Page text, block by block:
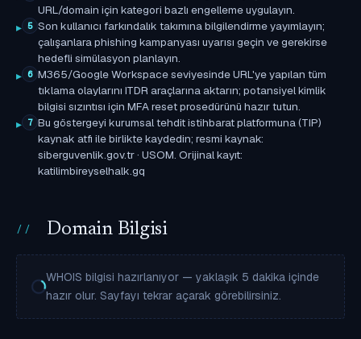
URL/domain için kategori bazlı engelleme uygulayın.
5 Son kullanıcı farkındalık takımına bilgilendirme yayımlayın;
çalışanlara phishing kampanyası uyarısı geçin ve gerekirse
hedefli simülasyon planlayın.
6 M365/Google Workspace seviyesinde URL'ye yapılan tüm
tıklama olaylarını ITDR araçlarına aktarın; potansiyel kimlik
bilgisi sızıntısı için MFA reset prosedürünü hazır tutun.
7 Bu göstergeyi kurumsal tehdit istihbarat platformuna (TIP)
kaynak atfı ile birlikte kaydedin; resmi kaynak:
siberguvenlik.gov.tr · USOM. Orijinal kayıt:
katilimbireyselhalk.gq
Domain Bilgisi
WHOIS bilgisi hazırlanıyor — yaklaşık 5 dakika içinde
hazır olur. Sayfayı tekrar açarak görebilirsiniz.